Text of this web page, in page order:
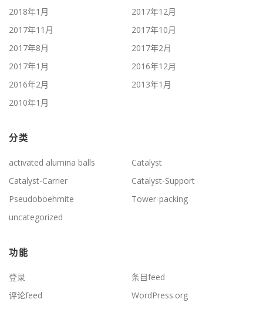
2018年1月
2017年12月
2017年11月
2017年10月
2017年8月
2017年2月
2017年1月
2016年12月
2016年2月
2013年1月
2010年1月
分类
activated alumina balls
Catalyst
Catalyst-Carrier
Catalyst-Support
Pseudoboehmite
Tower-packing
uncategorized
功能
登录
条目feed
评论feed
WordPress.org